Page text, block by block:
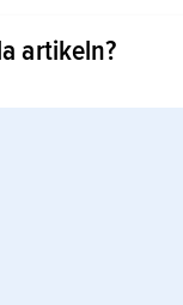
i Floda kyrka
av Carove.
artikeln?